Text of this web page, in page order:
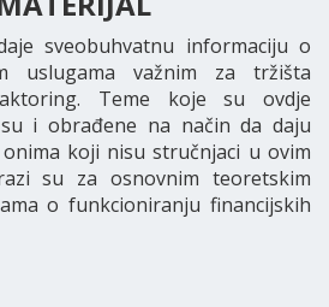
sveobuhvatnu informaciju o
uslugama važnim za tržišta
Teme koje su ovdje
i obrađene na način da daju
koji nisu stručnjaci u ovim
su za osnovnim teoretskim
o funkcioniranju financijskih